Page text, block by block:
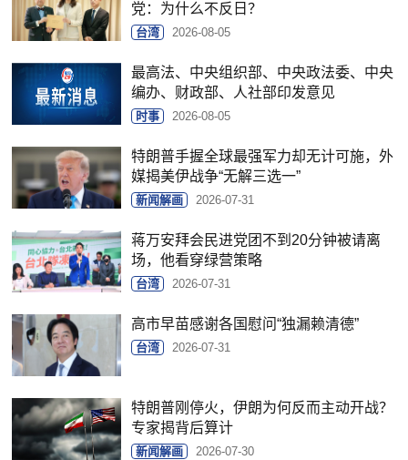
党：为什么不反日？
台湾 2026-08-05
最高法、中央组织部、中央政法委、中央
编办、财政部、人社部印发意见
时事 2026-08-05
特朗普手握全球最强军力却无计可施，外
媒揭美伊战争“无解三选一”
新闻解画 2026-07-31
蒋万安拜会民进党团不到20分钟被请离
场，他看穿绿营策略
台湾 2026-07-31
高市早苗感谢各国慰问“独漏赖清德”
台湾 2026-07-31
特朗普刚停火，伊朗为何反而主动开战？
专家揭背后算计
新闻解画 2026-07-30